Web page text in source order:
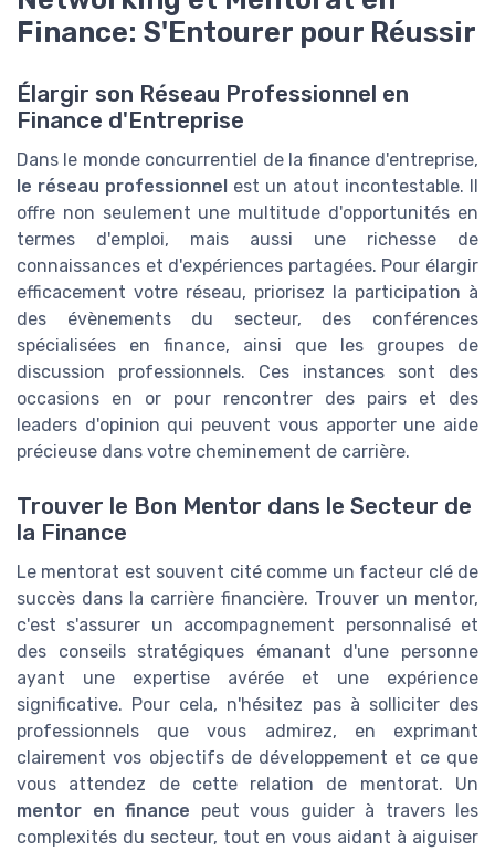
Finance: S'Entourer pour Réussir
Élargir son Réseau Professionnel en
Finance d'Entreprise
Dans le monde concurrentiel de la finance d'entreprise,
le réseau professionnel est un atout incontestable. Il
offre non seulement une multitude d'opportunités en
termes d'emploi, mais aussi une richesse de
connaissances et d'expériences partagées. Pour élargir
efficacement votre réseau, priorisez la participation à
des évènements du secteur, des conférences
spécialisées en finance, ainsi que les groupes de
discussion professionnels. Ces instances sont des
occasions en or pour rencontrer des pairs et des
leaders d'opinion qui peuvent vous apporter une aide
précieuse dans votre cheminement de carrière.
Trouver le Bon Mentor dans le Secteur de
la Finance
Le mentorat est souvent cité comme un facteur clé de
succès dans la carrière financière. Trouver un mentor,
c'est s'assurer un accompagnement personnalisé et
des conseils stratégiques émanant d'une personne
ayant une expertise avérée et une expérience
significative. Pour cela, n'hésitez pas à solliciter des
professionnels que vous admirez, en exprimant
clairement vos objectifs de développement et ce que
vous attendez de cette relation de mentorat. Un
mentor en finance peut vous guider à travers les
complexités du secteur, tout en vous aidant à aiguiser